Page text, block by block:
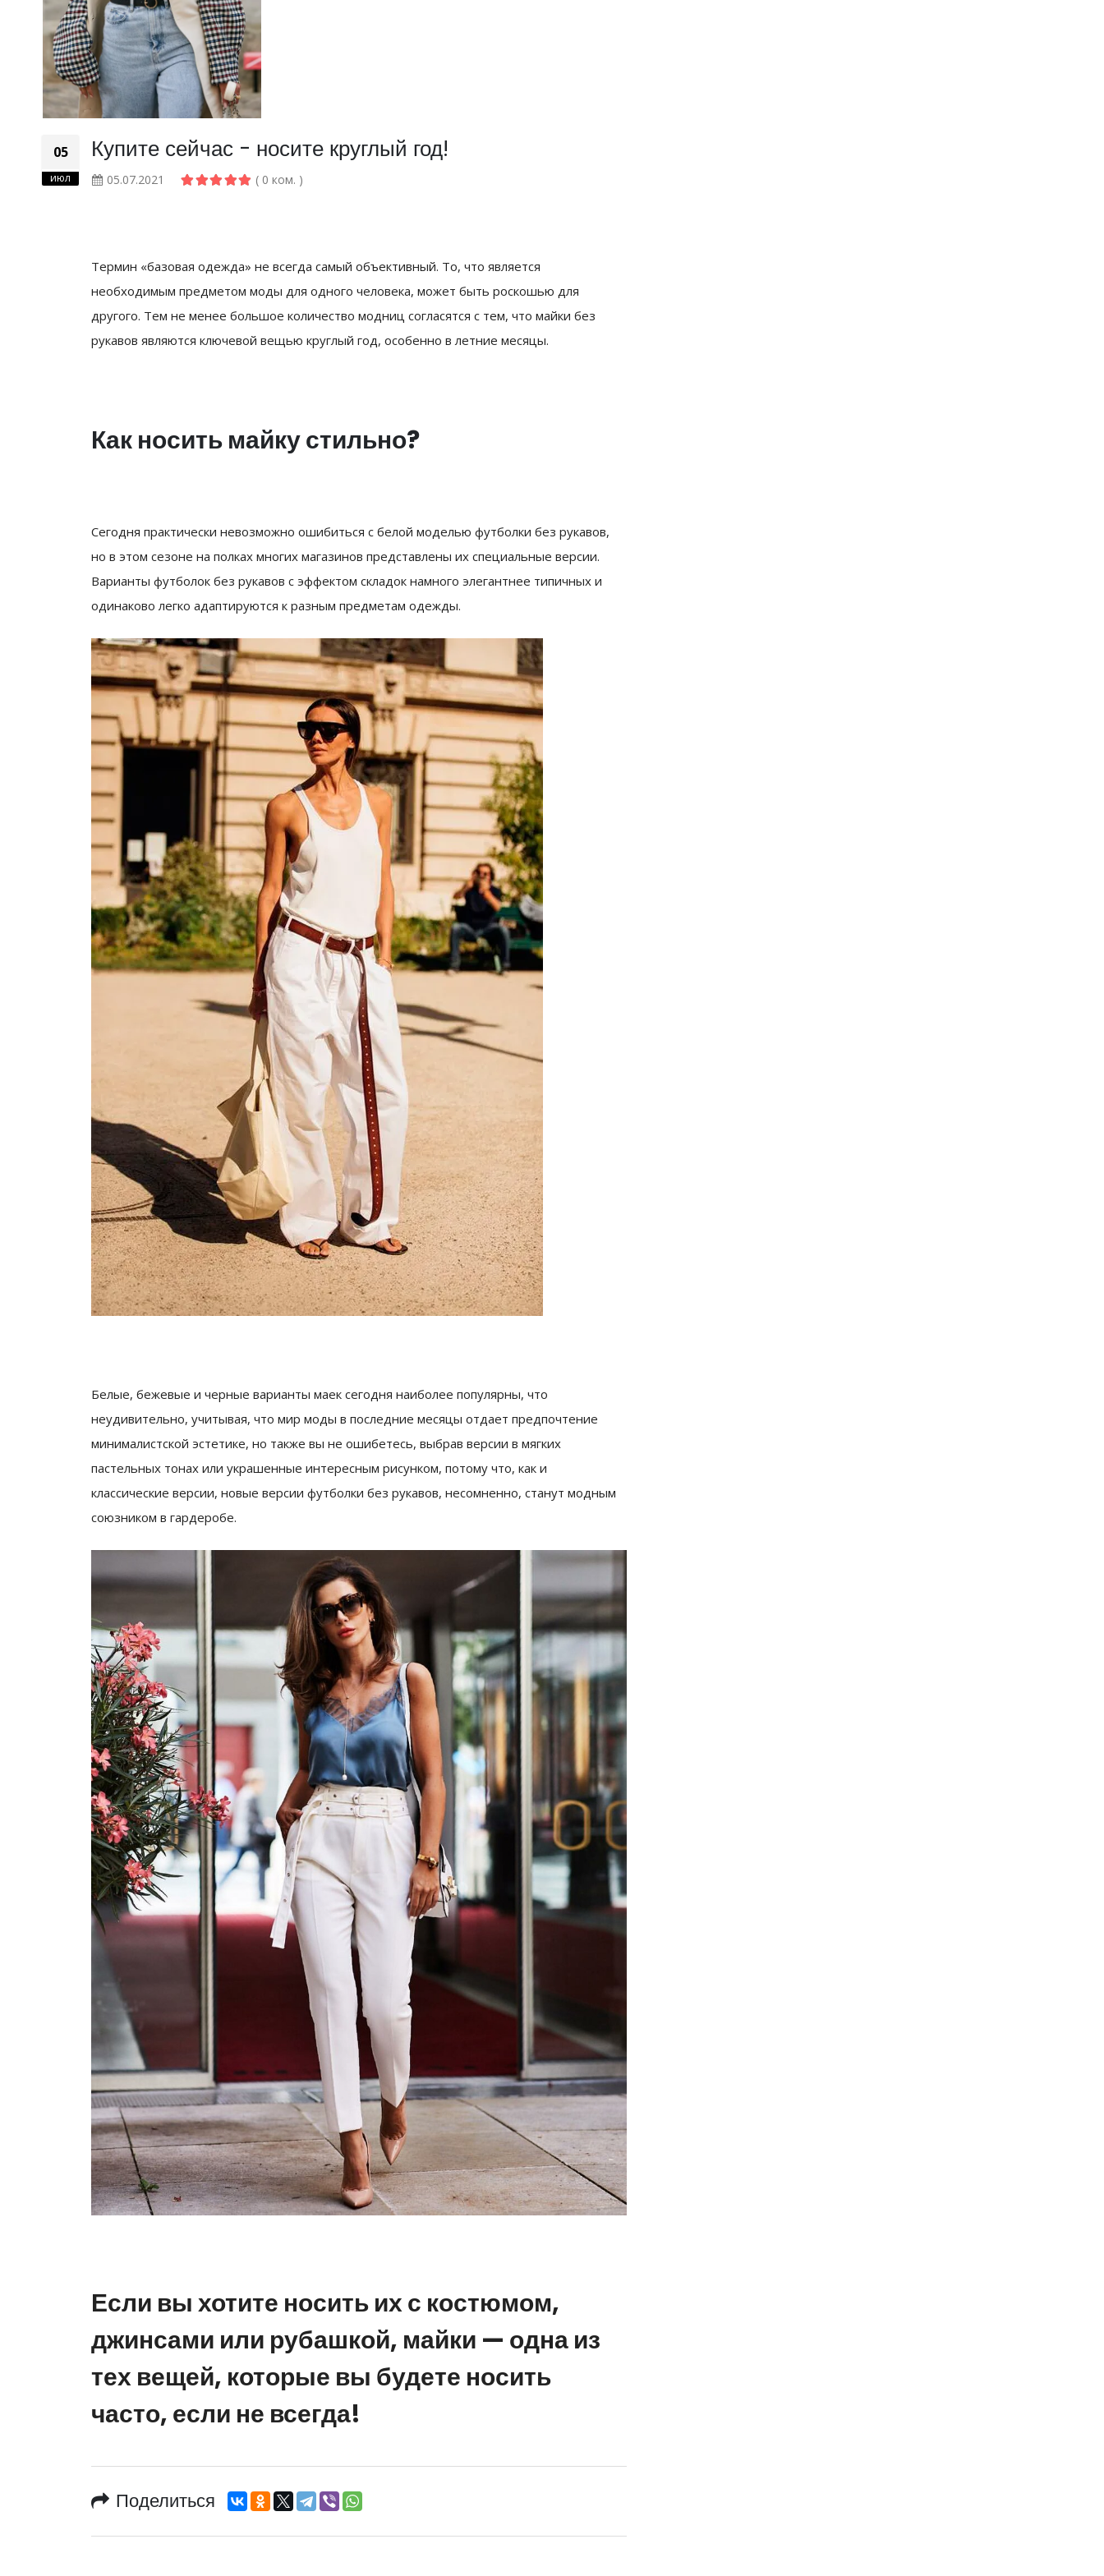
05
июл
Купите сейчас - носите круглый год!
05.07.2021 ( 0 ком. )
Термин «базовая одежда» не всегда самый объективный. То, что является
необходимым предметом моды для одного человека, может быть роскошью для
другого. Тем не менее большое количество модниц согласятся с тем, что майки без
рукавов являются ключевой вещью круглый год, особенно в летние месяцы.
Как носить майку стильно?
Сегодня практически невозможно ошибиться с белой моделью футболки без рукавов,
но в этом сезоне на полках многих магазинов представлены их специальные версии.
Варианты футболок без рукавов с эффектом складок намного элегантнее типичных и
одинаково легко адаптируются к разным предметам одежды.
Белые, бежевые и черные варианты маек сегодня наиболее популярны, что
неудивительно, учитывая, что мир моды в последние месяцы отдает предпочтение
минималистской эстетике, но также вы не ошибетесь, выбрав версии в мягких
пастельных тонах или украшенные интересным рисунком, потому что, как и
классические версии, новые версии футболки без рукавов, несомненно, станут модным
союзником в гардеробе.
Если вы хотите носить их с костюмом,
джинсами или рубашкой, майки — одна из
тех вещей, которые вы будете носить
часто, если не всегда!
Поделиться